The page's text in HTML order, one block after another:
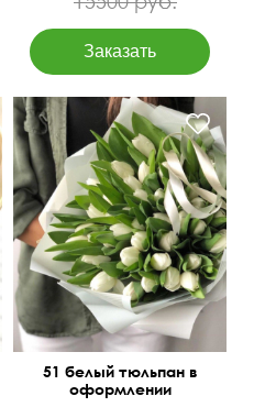
51 белый тюльпан в
оформлении